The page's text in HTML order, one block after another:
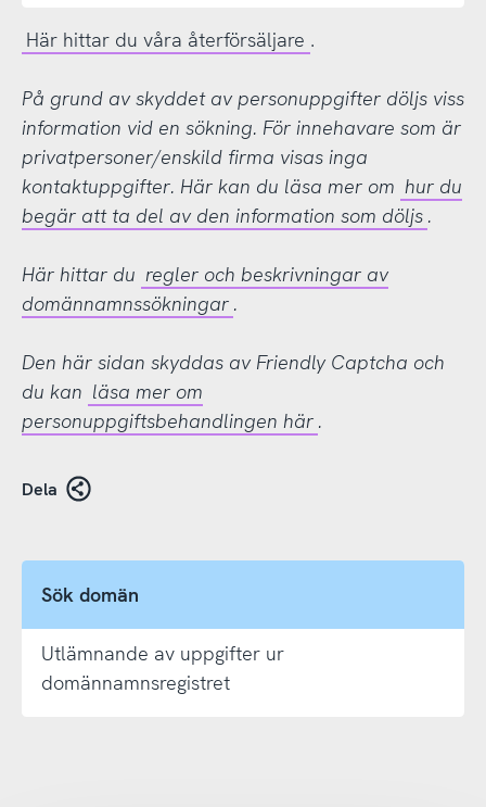
Här hittar du våra återförsäljare .
På grund av skyddet av personuppgifter döljs viss
information vid en sökning. För innehavare som är
privatpersoner/enskild firma visas inga
kontaktuppgifter. Här kan du läsa mer om hur du
begär att ta del av den information som döljs .
Här hittar du regler och beskrivningar av
domännamnssökningar .
Den här sidan skyddas av Friendly Captcha och
du kan läsa mer om
personuppgiftsbehandlingen här .
Dela
Sök domän
Utlämnande av uppgifter ur
domännamnsregistret